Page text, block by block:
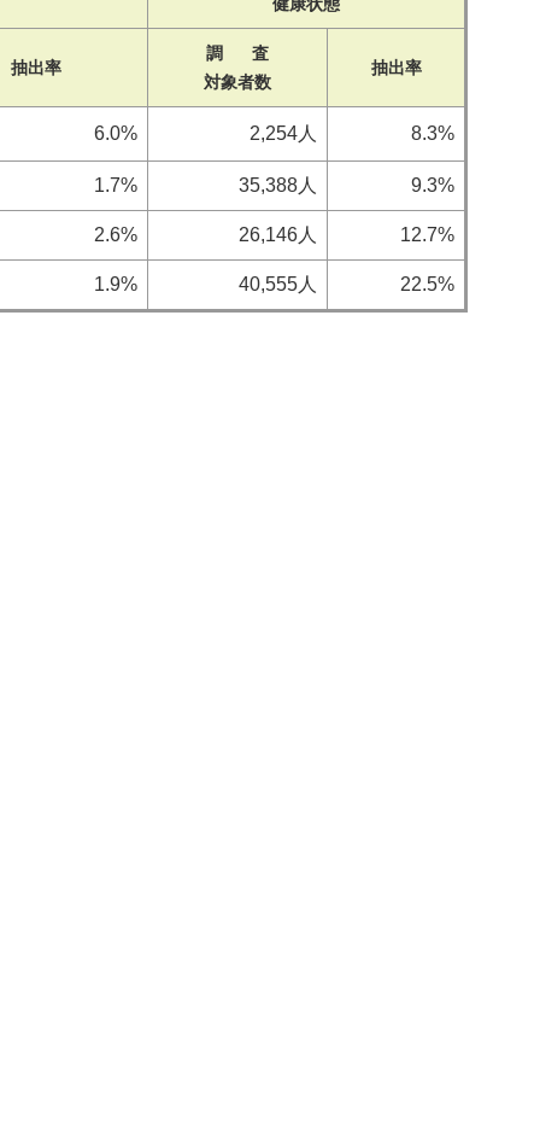
抽出率
調 査
対象者数
抽出率
6.0% 2,254人 8.3%
1.7% 35,388人 9.3%
2.6% 26,146人 12.7%
1.9% 40,555人 22.5%